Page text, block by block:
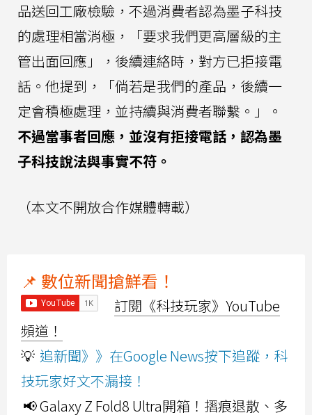
品送回工廠檢驗，不過消費者認為墨子科技
的處理相當消極，「要求我們更高層級的主
管出面回應」，後續連絡時，對方已拒接電
話。他提到，「倘若是我們的產品，後續一
定會積極處理，並持續與消費者聯繫。」。
不過當事者回應，並沒有拒接電話，認為墨
子科技說法與事實不符。
（本文不開放合作媒體轉載）
📌 數位新聞搶鮮看！
訂閱《科技玩家》YouTube
頻道！
💡 追新聞》》在Google News按下追蹤，科
技玩家好文不漏接！
📢 Galaxy Z Fold8 Ultra開箱！摺痕退散、多